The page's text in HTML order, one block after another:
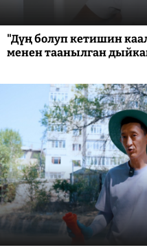
"Дүң болуп кетишин
менен таанылган